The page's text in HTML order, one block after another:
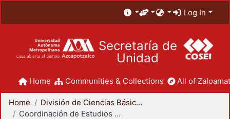
Log In
Secretaría de
Unidad
Home Communities & Collections All of
Home
División de Ciencias Básicas e Ingeniería
Coordinación de Estudios de Posgrado - CBI